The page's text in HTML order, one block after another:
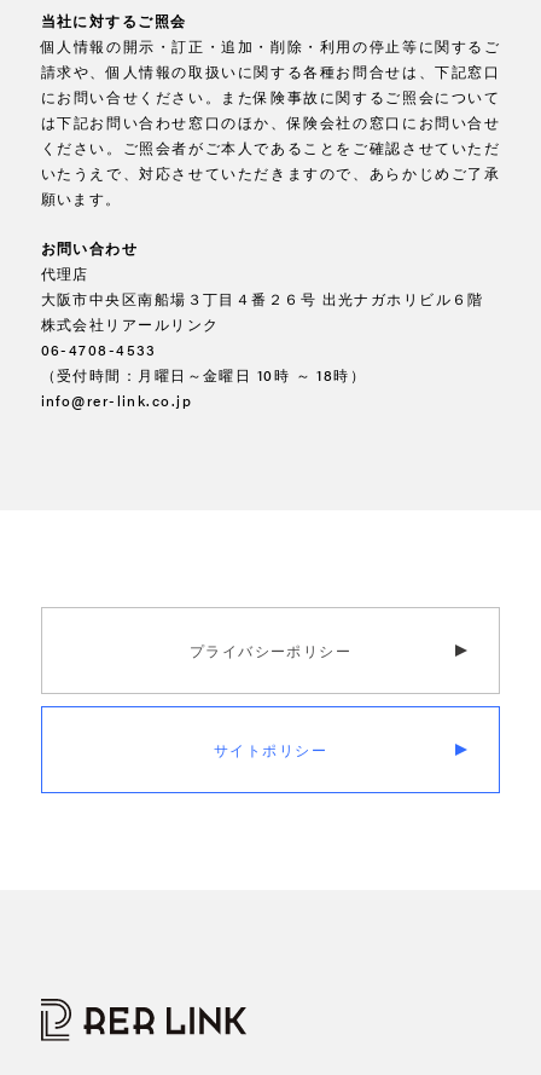
当社に対するご照会
個人情報の開示・訂正・追加・削除・利用の停止等に関するご
請求や、個人情報の取扱いに関する各種お問合せは、下記窓口
にお問い合せください。また保険事故に関するご照会について
は下記お問い合わせ窓口のほか、保険会社の窓口にお問い合せ
ください。ご照会者がご本人であることをご確認させていただ
いたうえで、対応させていただきますので、あらかじめご了承
願います。
お問い合わせ
代理店
大阪市中央区南船場３丁目４番２６号 出光ナガホリビル６階
株式会社リアールリンク
06-4708-4533
（受付時間：月曜日～金曜日 10時 ～ 18時）
info@rer-link.co.jp
プライバシーポリシー
サイトポリシー